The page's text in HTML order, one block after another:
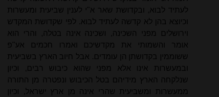
לעתיד לבוא, ובקדושת שאר א"י לענין שביעית ומעשרות
וכיוצא בהן לא קדשה לעתיד לבוא. לפי שקדושת המקדש
וירושלים מפני השכינה, ושכינה אינה בטלה, והרי הוא
אומר והשמותי את מקדשיכם ואמרו חכמים אע"פ
ששוממין בקדושתן הן עומדים. אבל חיוב הארץ בשביעית
ובמעשרות אינו אלא מפני שהוא כיבוש רבים, וכיון
שנלקחה הארץ מידיהם בטל הכיבוש ונפטרה מן התורה
ממעשרות ומשביעית שהרי אינה מן ארץ ישראל, וכיון